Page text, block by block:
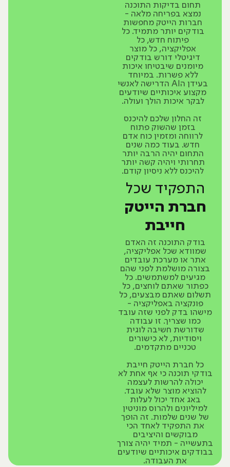
תחום בדיקות התוכנה
נמצא בפריחה מלאה -
חברות הייטק מחפשות
בודקים יותר מתמיד. כל
פיתוח חדש, כל
אפליקציה, כל מוצר
דיגיטלי דורש בודקים
מיומנים שיבטיחו איכות
ללא פשרות. במיוחד
בעידן הAI הדרישה לאנשי
מקצוע איכותיים שיודעים
לבקר איכות הולך ועולה.
זה החלון שלכם להיכנס
בזמן שהשוק פתוח
לרווחה ומזמין כוח אדם
חדש. בעוד כמה שנים
התחום יהיה הרבה יותר
תחרותי ויהיה קשה יותר
להיכנס ללא ניסיון קודם.
התפקיד שכל
חברת הייטק
חייבת
בודק התוכנה זה האדם
שמוודא שכל אפליקציה,
אתר או מערכת עובדים
בצורה מושלמת לפני שהם
מגיעים למשתמשים. כל
כפתור שאתם לוחצים, כל
תשלום שאתם מבצעים, כל
פונקציה באפליקציה -
מישהו בדק לפני שזה עובד
כמו שצריך. זו עבודה
שדורשת חשיבה לוגית
ויסודיות, לא כישורים
טכניים מתקדמים.
כל חברת הייטק חייבת
בודקי תוכנה כי אף אחת לא
יכולה להרשות לעצמה
להוציא מוצר שלא עובד.
באג אחד יכול לעלות
למיליונים ולהרוס מוניטין
של שנים שלמות. זה הופך
את התפקיד לאחד הכי
מבוקשים והיציבים
בתעשייה - תמיד יהיה צורך
בבודקים איכותיים שיודעים
את העבודה.